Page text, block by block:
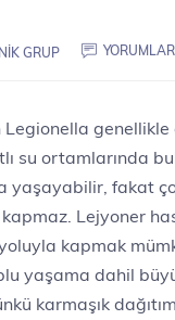
GRUP
su ortamlarında
yaşayabilir, fakat
Lejyoner
kapmak
yaşama dahil
karmaşık